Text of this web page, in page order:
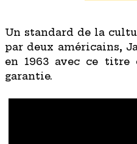
Un standard de la
par deux américains,
en 1963 avec ce titre
garantie.